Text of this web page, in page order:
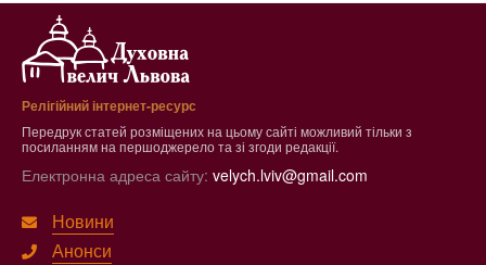
Релігійний інтернет-ресурс
Передрук статей розміщених на цьому сайті можливий тільки з
посиланням на першоджерело та зі згоди редакції.
Електронна адреса сайту: velych.lviv@gmail.com
Новини
Анонси